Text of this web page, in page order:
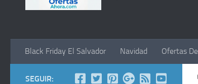
Black Friday El Salvador Navidad Ofertas
SEGUIR: